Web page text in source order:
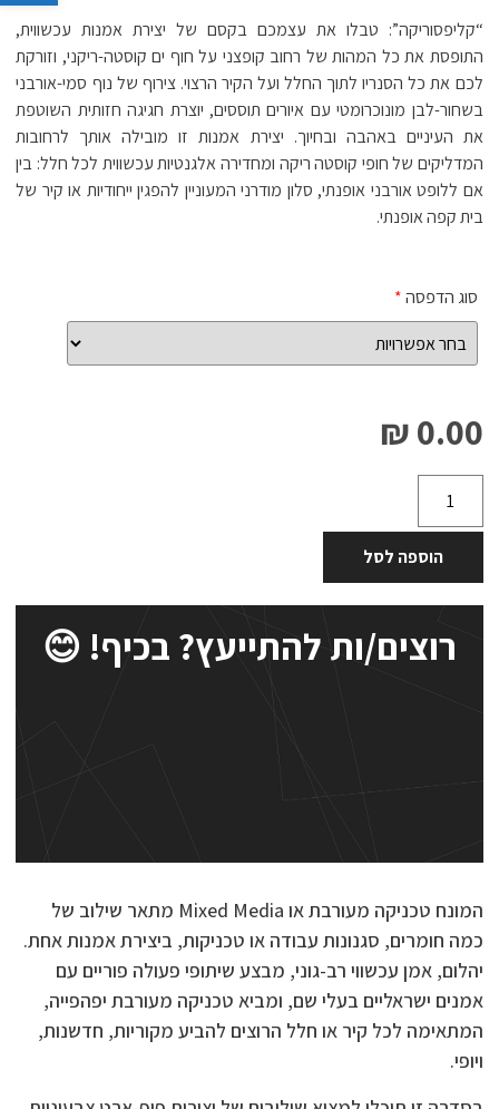
“קליפסוריקה”: טבלו את עצמכם בקסם של יצירת אמנות עכשווית,
התופסת את כל המהות של רחוב קופצני על חוף ים קוסטה-ריקני, וזורקת
לכם את כל הסנריו לתוך החלל ועל הקיר הרצוי. צירוף של נוף סמי-אורבני
בשחור-לבן מונוכרומטי עם איורים תוססים, יוצרת חגיגה חזותית השוטפת
את העיניים באהבה ובחיוך. יצירת אמנות זו מובילה אותך לרחובות
המדליקים של חופי קוסטה ריקה ומחדירה אלגנטיות עכשווית לכל חלל: בין
אם ללופט אורבני אופנתי, סלון מודרני המעוניין להפגין ייחודיות או קיר של
בית קפה אופנתי.
סוג הדפסה*
0.00 ₪
הוספה לסל
רוצים/ות להתייעץ? בכיף! 😊
המונח טכניקה מעורבת או Mixed Media מתאר שילוב של
כמה חומרים, סגנונות עבודה או טכניקות, ביצירת אמנות אחת.
יהלום, אמן עכשווי רב-גוני, מבצע שיתופי פעולה פוריים עם
אמנים ישראליים בעלי שם, ומביא טכניקה מעורבת יפהפייה,
המתאימה לכל קיר או חלל הרוצים להביע מקוריות, חדשנות,
ויופי.